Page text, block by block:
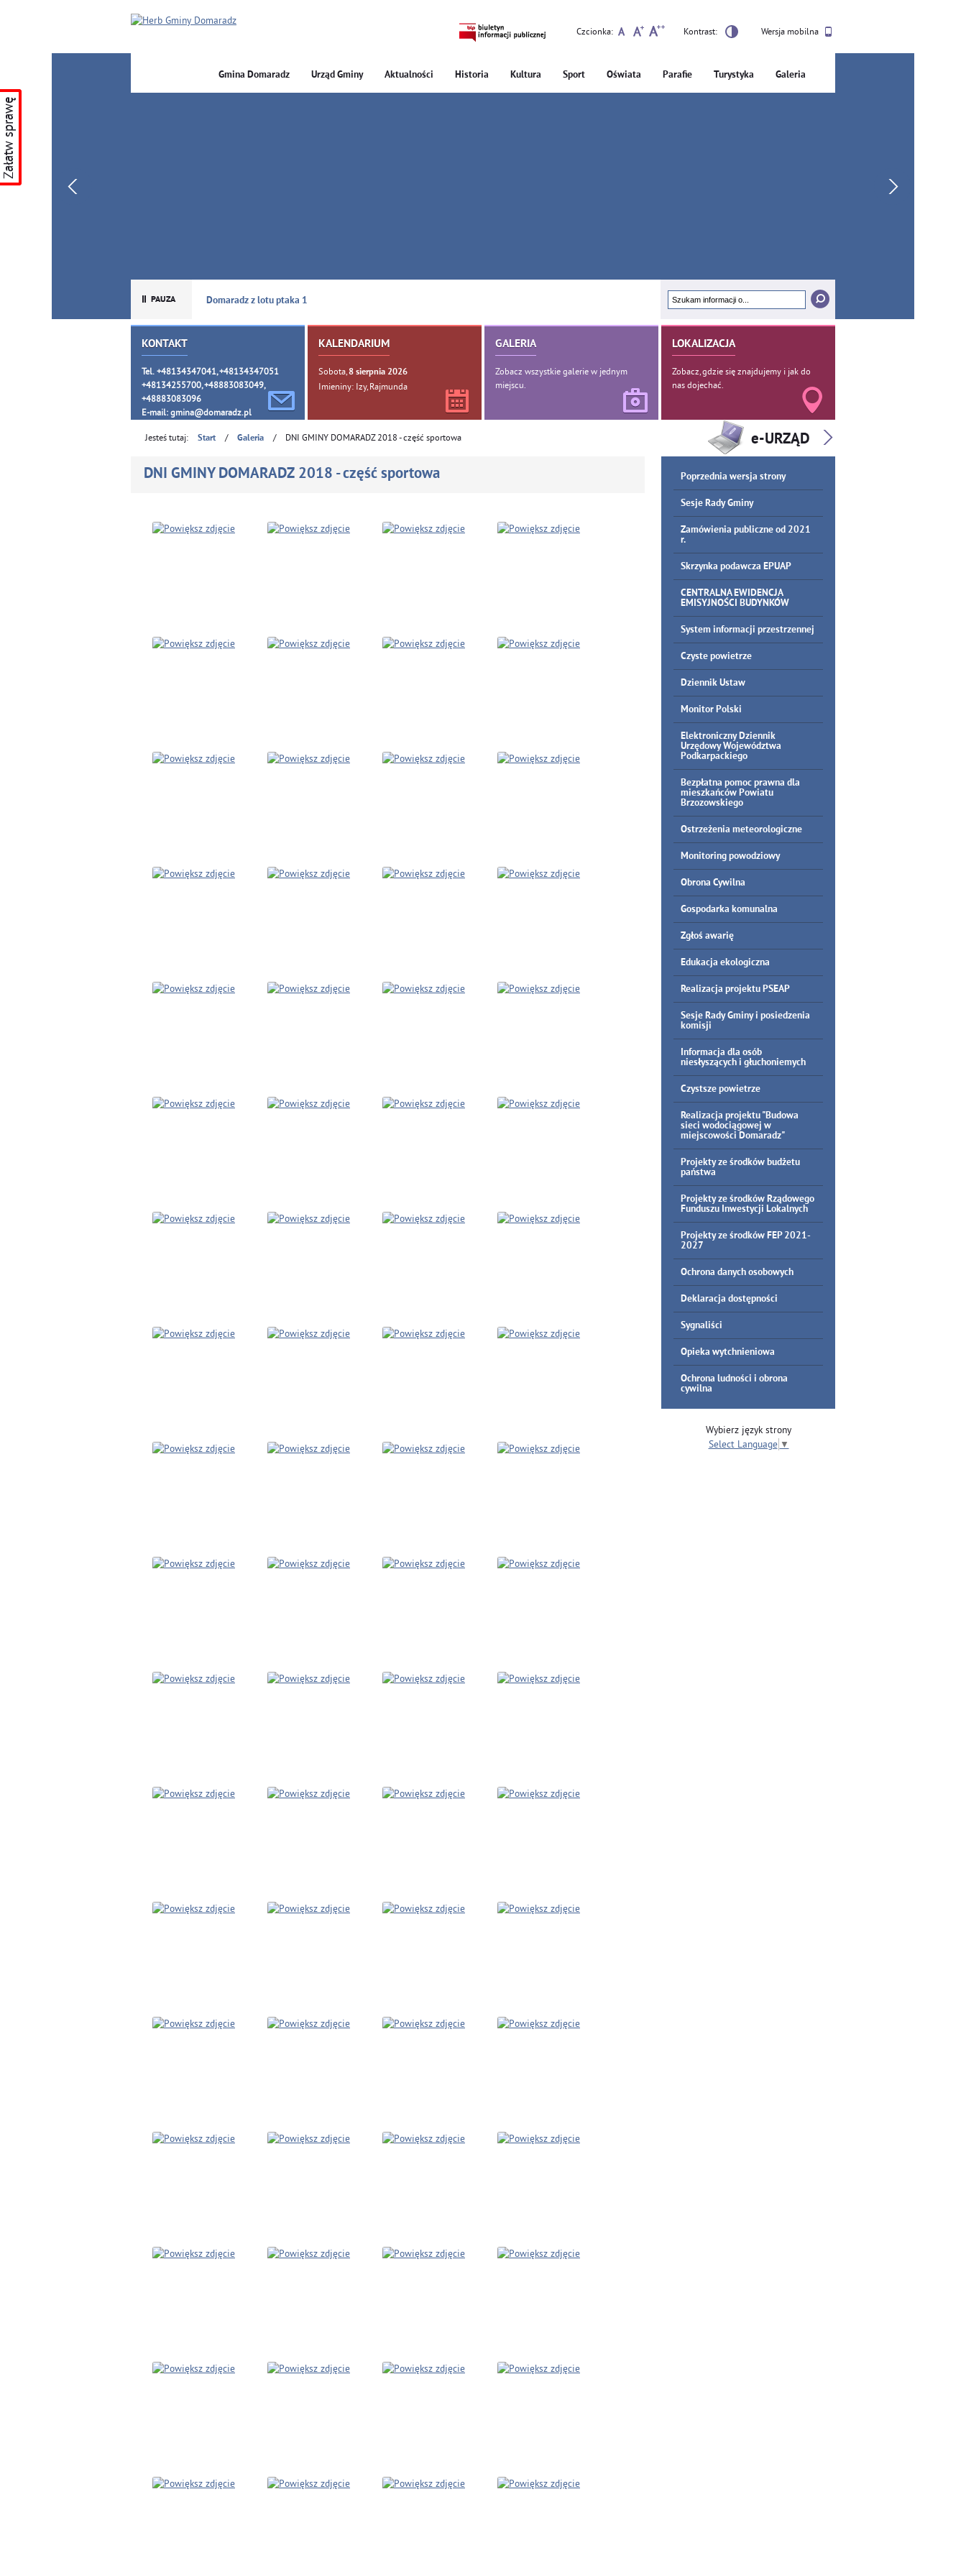
Wersja mobilna
Czcionka: Kontrast:
Gmina Domaradz Urząd Gminy Aktualności Historia Kultura Sport Oświata Parafie Turystyka Galeria
Domaradz z lotu ptaka 1
KONTAKT
Tel. +48134347041, +48134347051
+48134255700, +48883083049,
+48883083096
E-mail: gmina@domaradz.pl
KALENDARIUM
Sobota, 8sierpnia 2026
Imieniny: Izy, Rajmunda
GALERIA
Zobacz wszystkie galerie w jednym
miejscu.
LOKALIZACJA
Zobacz, gdzie się znajdujemy i jak do
nas dojechać.
Załatw sprawę
Jesteś tutaj: Start / Galeria / DNI GMINY DOMARADZ 2018 - część sportowa
DNI GMINY DOMARADZ 2018 - część sportowa Poprzednia wersja strony
Sesje Rady Gminy
Zamówienia publiczne od 2021
r.
Skrzynka podawcza EPUAP
CENTRALNA EWIDENCJA
EMISYJNOŚCI BUDYNKÓW
System informacji przestrzennej
Czyste powietrze
Dziennik Ustaw
Monitor Polski
Elektroniczny Dziennik
Urzędowy Województwa
Podkarpackiego
Bezpłatna pomoc prawna dla
mieszkańców Powiatu
Brzozowskiego
Ostrzeżenia meteorologiczne
Monitoring powodziowy
Obrona Cywilna
Gospodarka komunalna
Zgłoś awarię
Edukacja ekologiczna
Realizacja projektu PSEAP
Sesje Rady Gminy i posiedzenia
komisji
Informacja dla osób
niesłyszących i głuchoniemych
Czystsze powietrze
Realizacja projektu "Budowa
sieci wodociągowej w
miejscowości Domaradz"
Projekty ze środków budżetu
państwa
Projekty ze środków Rządowego
Funduszu Inwestycji Lokalnych
Projekty ze środków FEP 2021-
2027
Ochrona danych osobowych
Deklaracja dostępności
Sygnaliści
Opieka wytchnieniowa
Ochrona ludności i obrona
cywilna
Wybierz język strony
Select Language ▼